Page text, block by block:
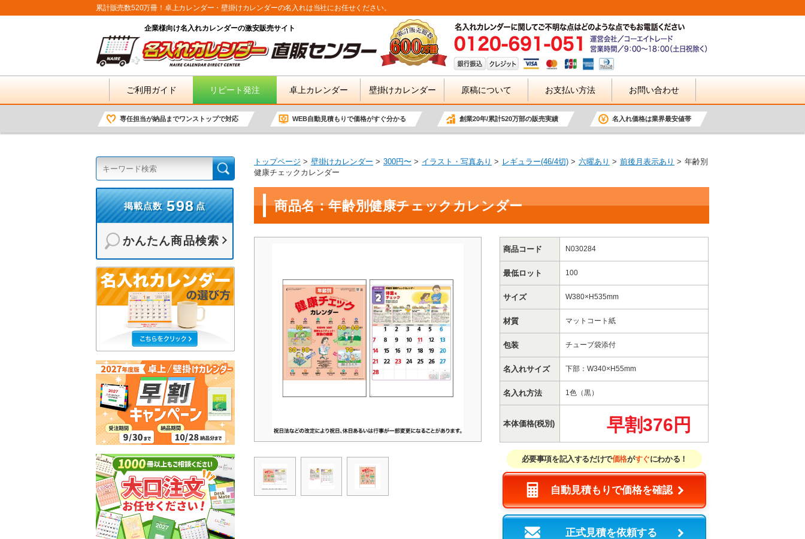
累計販売数520万冊！卓上カレンダー・壁掛けカレンダーの名入れは当社にお任せください。
企業様向け名入れカレンダーの激安販売サイト
ご利用ガイド リピート発注 卓上カレンダー 壁掛けカレンダー 原稿について お支払い方法 お問い合わせ
専任担当が納品までワンストップで対応 WEB自動見積もりで価格がすぐ分かる 創業20年/累計520万部の販売実績 名入れ価格は業界最安値帯
トップページ 壁掛けカレンダー 300円〜 イラスト・写真あり レギュラー(46/4切) 六曜あり 前後月表示あり
年齢別
健康チェックカレンダー
商品名：年齢別健康チェックカレンダー
商品コード N030284
最低ロット 100
サイズ W380×H535mm
材質 マットコート紙
包装 チューブ袋添付
名入れサイズ 下部：W340×H55mm
名入れ方法 1色（黒）
本体価格(税別) 早割376円
必要事項を記入するだけで価格がすぐにわかる！
自動見積もりで価格を確認
正式見積を依頼する
掲載点数 598点
かんたん商品検索